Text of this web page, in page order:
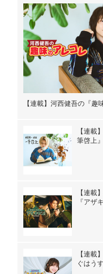
【連載】河西健吾の『趣
【連載
筆啓上』
【連載
『アザ
【連載
ぐはうす